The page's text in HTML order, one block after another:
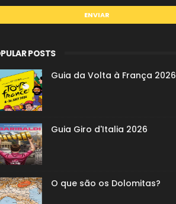
POSTS
Guia da Volta à França 2026
Guia Giro d'Italia 2026
O que são os Dolomitas?